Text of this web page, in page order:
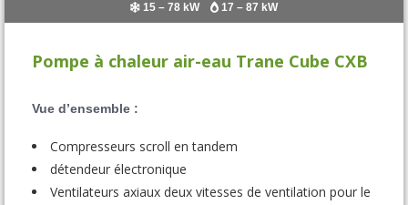
15 – 78 kW 17 – 87 kW
Pompe à chaleur air-eau Trane Cube CXB
Vue d’ensemble :
Compresseurs scroll en tandem
détendeur électronique
Ventilateurs axiaux deux vitesses de ventilation pour le